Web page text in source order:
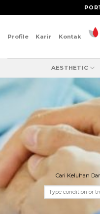
to
Profile Karir Kontak
AESTHETIC
Cari Keluhan